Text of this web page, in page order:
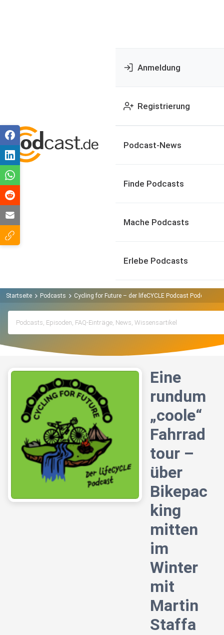
Anmeldung
Registrierung
Podcast-News
Finde Podcasts
Mache Podcasts
Erlebe Podcasts
Startseite Podcasts Cycling for Future – der lifeCYCLE Podcast Podcast
Eine
rundum
„coole“
Fahrrad
tour –
über
Bikepac
king
mitten
im
Winter
mit
Martin
Staffa